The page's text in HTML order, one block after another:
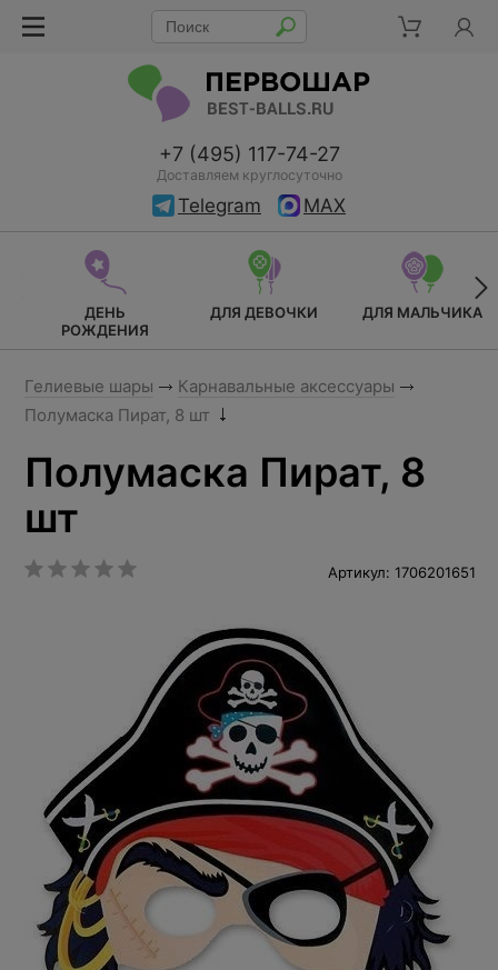
+7 (495) 117-74-27
Доставляем круглосуточно
Telegram MAX
ДЕНЬ
РОЖДЕНИЯ
ДЛЯ ДЕВОЧКИ ДЛЯ МАЛЬЧИКА
Гелиевые шары
Карнавальные аксессуары
Полумаска Пират, 8 шт
Полумаска Пират, 8
шт
Артикул: 1706201651